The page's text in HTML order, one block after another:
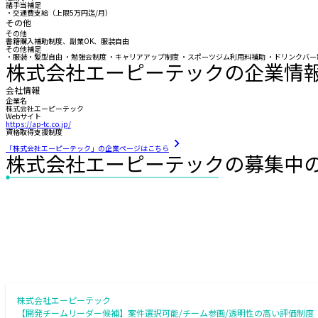
諸手当補足
・交通費支給（上限5万円迄/月）
その他
その他
書籍購入補助制度、副業OK、服装自由
その他補足
・服装・髪型自由 ・勉強会制度 ・キャリアアップ制度 ・スポーツジム利用料補助 ・ドリンクバ
株式会社エーピーテックの企業情
会社情報
企業名
株式会社エーピーテック
Webサイト
https://ap-tc.co.jp/
資格取得支援制度
「株式会社エーピーテック」の企業ページはこちら
株式会社エーピーテックの募集中
株式会社エーピーテック
【開発チームリーダー候補】案件選択可能/チーム参画/透明性の高い評価制度